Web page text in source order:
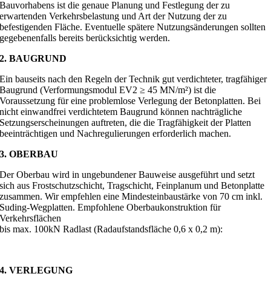
Bauvorhabens ist die genaue Planung und Festlegung der zu
erwartenden Verkehrsbelastung und Art der Nutzung der zu
befestigenden Fläche. Eventuelle spätere Nutzungsänderungen sollten
gegebenenfalls bereits berücksichtig werden.
2. BAUGRUND
Ein bauseits nach den Regeln der Technik gut verdichteter, tragfähiger
Baugrund (Verformungsmodul EV2 ≥ 45 MN/m²) ist die
Voraussetzung für eine problemlose Verlegung der Betonplatten. Bei
nicht einwandfrei verdichtetem Baugrund können nachträgliche
Setzungserscheinungen auftreten, die die Tragfähigkeit der Platten
beeinträchtigen und Nachregulierungen erforderlich machen.
3. OBERBAU
Der Oberbau wird in ungebundener Bauweise ausgeführt und setzt
sich aus Frostschutzschicht, Tragschicht, Feinplanum und Betonplatte
zusammen. Wir empfehlen eine Mindesteinbaustärke von 70 cm inkl.
Suding-Wegplatten. Empfohlene Oberbaukonstruktion für
Verkehrsflächen
bis max. 100kN Radlast (Radaufstandsfläche 0,6 x 0,2 m):
4. VERLEGUNG